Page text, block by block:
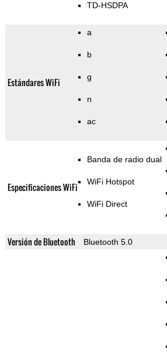
TD-HSDPA
Estándares WiFi
a
b
g
n
ac
Especificaciones WiFi
Banda de radio dual
WiFi Hotspot
WiFi Direct
Versión de Bluetooth Bluetooth 5.0